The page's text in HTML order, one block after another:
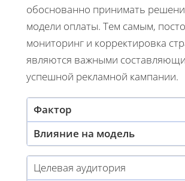
обоснованно принимать
модели оплаты. Тем самым,
мониторинг и корректировка
являются важными
успешной рекламной кампании.
Фактор
Влияние на модель
Целевая аудитория